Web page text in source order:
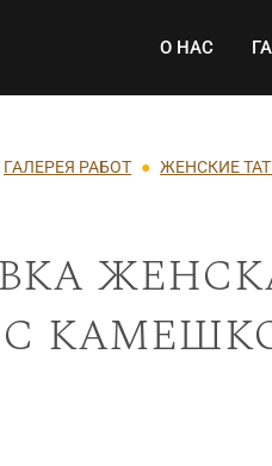
О НАС
ГАЛЕРЕЯ РАБОТ ЖЕНСКИЕ
с